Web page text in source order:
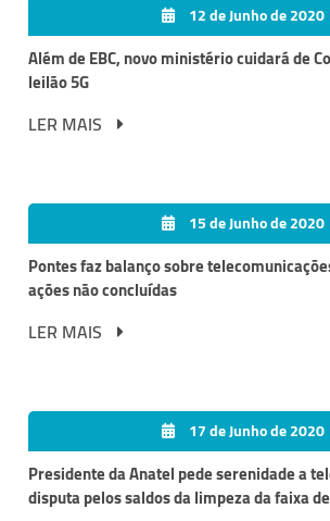
12 de Junho de 2020
Além de EBC, novo ministério cuidará de
leilão 5G
LER MAIS
15 de Junho de 2020
Pontes faz balanço sobre
ações não concluídas
LER MAIS
17 de Junho de 2020
Presidente da Anatel pede serenidade a
disputa pelos saldos da limpeza da faixa